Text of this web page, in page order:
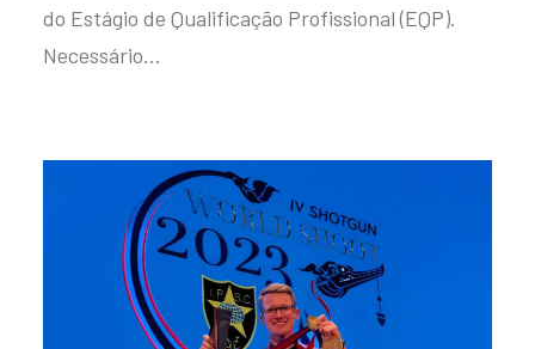
do Estágio de Qualificação Profissional (EQP).
Necessário…